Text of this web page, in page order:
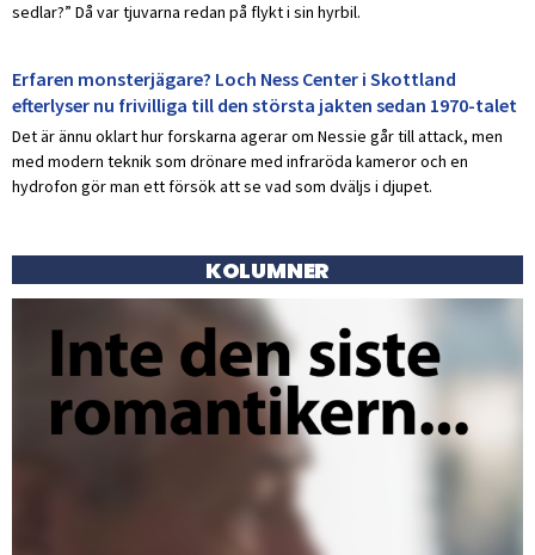
sedlar?” Då var tjuvarna redan på flykt i sin hyrbil.
Erfaren monsterjägare? Loch Ness Center i Skottland
efterlyser nu frivilliga till den största jakten sedan 1970-talet
Det är ännu oklart hur forskarna agerar om Nessie går till attack, men
med modern teknik som drönare med infraröda kameror och en
hydrofon gör man ett försök att se vad som dväljs i djupet.
KOLUMNER